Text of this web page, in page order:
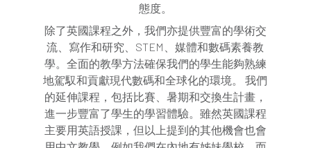
態度。
除了英國課程之外，我們亦提供豐富的學術交
流、寫作和研究、STEM、媒體和數碼素養教
學。全面的教學方法確保我們的學生能夠熟練
地駕馭和貢獻現代數碼和全球化的環境。 我們
的延伸課程，包括比賽、暑期和交換生計畫，
進一步豐富了學生的學習體驗。雖然英國課程
主要用英語授課，但以上提到的其他機會也會